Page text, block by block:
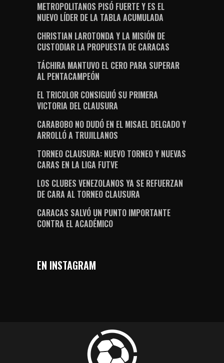
METROPOLITANOS PISÓ FUERTE Y ES EL
NUEVO LÍDER DE LA TABLA ACUMULADA
CHRISTIAN LAROTONDA Y LA MISIÓN DE
CUSTODIAR LA PROPUESTA DE CARACAS
TÁCHIRA MANTUVO EL CERO PARA SUPERAR
AL PENTACAMPEÓN
EL TRICOLOR CONSIGUIÓ SU PRIMERA
VICTORIA DEL CLAUSURA
CARABOBO NO DUDÓ EN EL MISAEL DELGADO Y
ARROLLÓ A TRUJILLANOS
TORNEO CLAUSURA: NUEVO TORNEO Y NUEVAS
CARAS EN LA LIGA FUTVE
LOS CLUBES VENEZOLANOS YA SE REFUERZAN
DE CARA AL TORNEO CLAUSURA
CARACAS SALVÓ UN PUNTO IMPORTANTE
CONTRA EL ACADÉMICO
EN INSTAGRAM